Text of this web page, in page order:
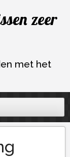
zeer
met het